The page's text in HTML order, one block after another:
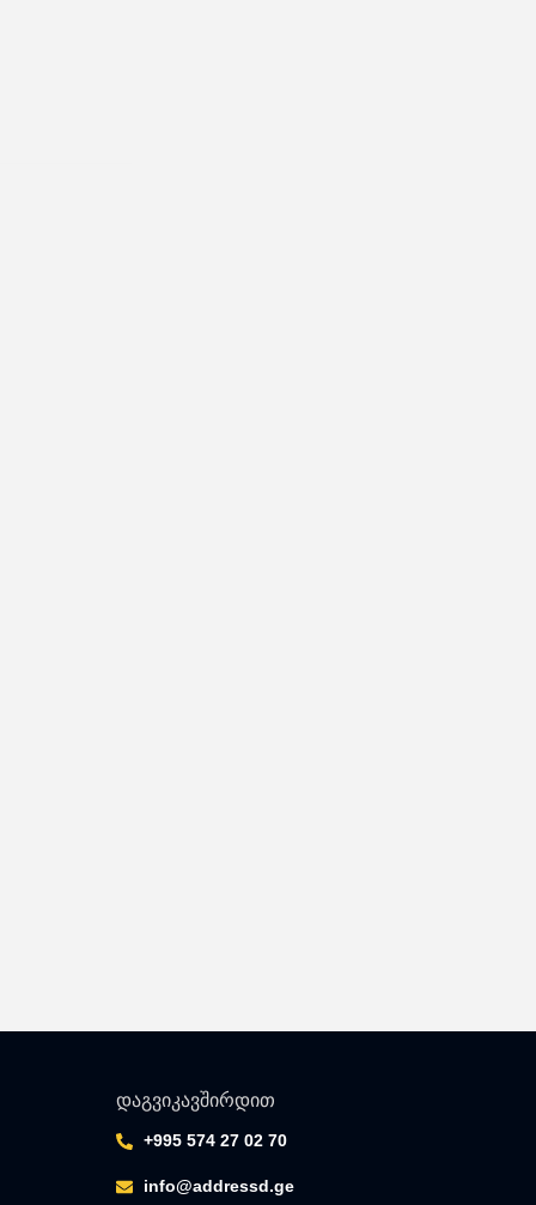
დაგვიკავშირდით
+995 574 27 02 70
info@addressd.ge